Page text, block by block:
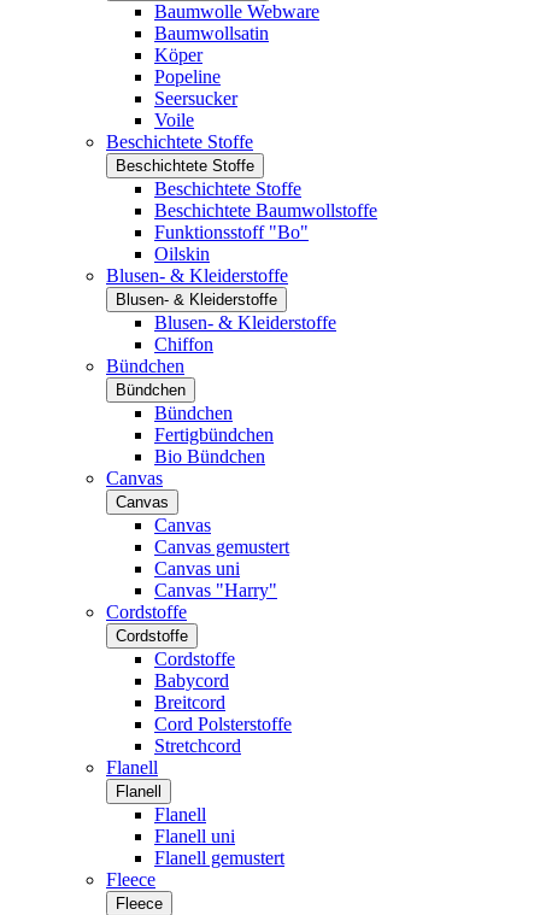
Baumwolle Webware
Baumwollsatin
Köper
Popeline
Seersucker
Voile
Beschichtete Stoffe
Beschichtete Stoffe
Beschichtete Stoffe
Beschichtete Baumwollstoffe
Funktionsstoff "Bo"
Oilskin
Blusen- & Kleiderstoffe
Blusen- & Kleiderstoffe
Blusen- & Kleiderstoffe
Chiffon
Bündchen
Bündchen
Bündchen
Fertigbündchen
Bio Bündchen
Canvas
Canvas
Canvas
Canvas gemustert
Canvas uni
Canvas "Harry"
Cordstoffe
Cordstoffe
Cordstoffe
Babycord
Breitcord
Cord Polsterstoffe
Stretchcord
Flanell
Flanell
Flanell
Flanell uni
Flanell gemustert
Fleece
Fleece